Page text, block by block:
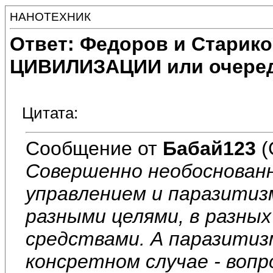
НАНОТЕХНИК
Ответ: Федоров и
ЦИВИЛИЗАЦИИ или
Цитата:
Сообщение от Бабай123
Совершенно
управлением и
разными целями, в
средствами. А
консретном случае -